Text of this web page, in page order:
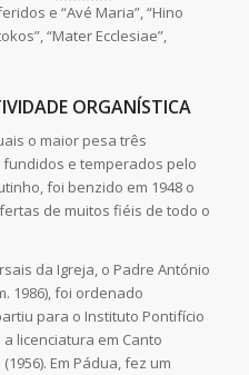
e “Avé Maria”, “Hino
“Mater Ecclesiae”,
ORGANÍSTICA
o maior pesa três
e temperados pelo
foi benzido em 1948 o
de muitos fiéis de todo o
da Igreja, o Padre António
1986), foi ordenado
para o Instituto Pontifício
licenciatura em Canto
Em Pádua, fez um